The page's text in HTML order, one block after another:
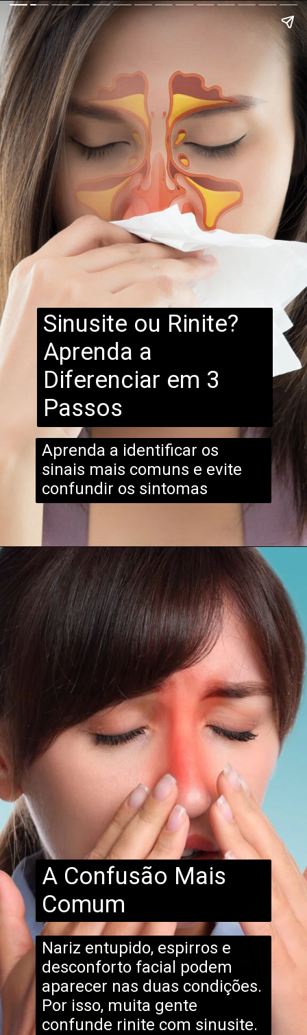
Sinusite ou Rinite?
Aprenda a
Diferenciar em 3
Passos
Aprenda a identificar os
sinais mais comuns e evite
confundir os sintomas
Nariz entupido, espirros e
desconforto facial podem
aparecer nas duas condições.
Por isso, muita gente
confunde rinite com sinusite.
A Confusão Mais
Comum